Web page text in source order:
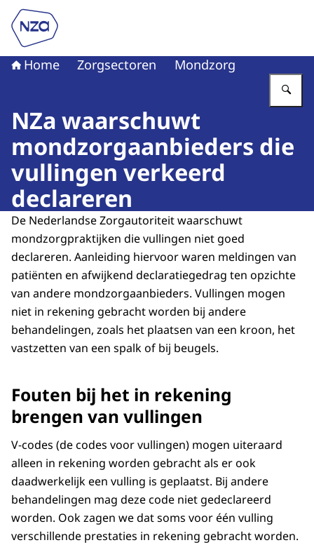
Naar de homepage van Nederlandse Zorgautoriteit
Home Zorgsectoren Mondzorg
NZa waarschuwt
mondzorgaanbieders die
vullingen verkeerd
declareren
De Nederlandse Zorgautoriteit waarschuwt
mondzorgpraktijken die vullingen niet goed
declareren. Aanleiding hiervoor waren meldingen van
patiënten en afwijkend declaratiegedrag ten opzichte
van andere mondzorgaanbieders. Vullingen mogen
niet in rekening gebracht worden bij andere
behandelingen, zoals het plaatsen van een kroon, het
vastzetten van een spalk of bij beugels.
Fouten bij het in rekening
brengen van vullingen
V-codes (de codes voor vullingen) mogen uiteraard
alleen in rekening worden gebracht als er ook
daadwerkelijk een vulling is geplaatst. Bij andere
behandelingen mag deze code niet gedeclareerd
worden. Ook zagen we dat soms voor één vulling
verschillende prestaties in rekening gebracht worden.